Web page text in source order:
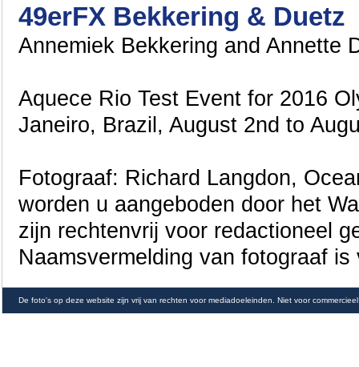
49erFX Bekkering & Duetz
Annemiek Bekkering and Annette
Aquece Rio Test Event for 2016
Janeiro, Brazil, August 2nd to
Fotograaf: Richard Langdon,
worden u aangeboden door het
zijn rechtenvrij voor redactioneel
Naamsvermelding van fotograaf is
De foto's op deze website zijn vrij van rechten voor mediadoeleinden. Niet voor